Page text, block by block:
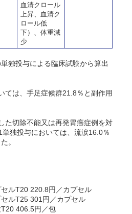
血清クロール
上昇、血清ク
ロール低
下）、体重減
少
独投与による臨床試験から算出
ては、手足症候群21.8％と副作用
た切除不能又は再発胃癌症例を対
独投与においては、流涙16.0％
。
ルT20 220.8円／カプセル
ルT25 301円／カプセル
406.5円／包